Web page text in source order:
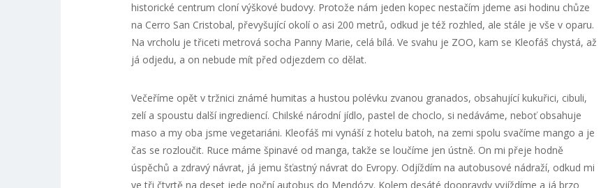
historické centrum cloní výškové budovy. Protože nám jeden kopec nestačím jdeme asi hodinu chůze
na Cerro San Cristobal, převyšující okolí o asi 200 metrů, odkud je též rozhled, ale stále je vše v oparu.
Na vrcholu je třiceti metrová socha Panny Marie, celá bílá. Ve svahu je ZOO, kam se Kleofáš chystá, až
já odjedu, a on nebude mít před odjezdem co dělat.
Večeříme opět v tržnici známé humitas a hustou polévku zvanou granados, obsahující kukuřici, cibuli,
zelí a spoustu další ingrediencí. Chilské národní jídlo, pastel de choclo, si nedáváme, neboť obsahuje
maso a my oba jsme vegetariáni. Kleofáš mi vynáší z hotelu batoh, na zemi spolu svačíme mango a je
čas se rozloučit. Ruce máme špinavé od manga, takže se loučíme jen ústně. On mi přeje hodně
úspěchů a zdravý návrat, já jemu šťastný návrat do Evropy. Odjíždím na autobusové nádraží, odkud mi
ve tři čtvrtě na deset jede noční autobus do Mendózy. Kolem desáté doopravdy vyjíždíme a já brzo